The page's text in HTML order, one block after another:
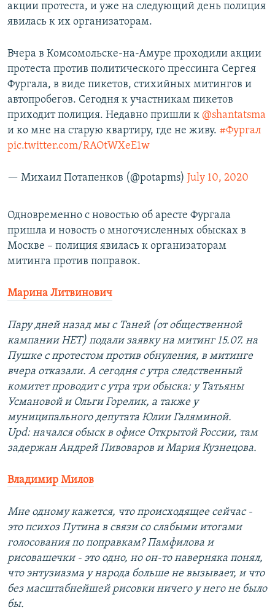
акции протеста, и уже на следующий день полиция
явилась к их организаторам.
Вчера в Комсомольске-на-Амуре проходили акции
протеста против политического прессинга Сергея
Фургала, в виде пикетов, стихийных митингов и
автопробегов. Сегодня к участникам пикетов
приходит полиция. Недавно пришли к @shantatsma
и ко мне на старую квартиру, где не живу. #Фургал
pic.twitter.com/RAOtWXeE1w
— Михаил Потапенков (@potapms) July 10, 2020
Одновременно с новостью об аресте Фургала
пришла и новость о многочисленных обысках в
Москве – полиция явилась к организаторам
митинга против поправок.
Марина Литвинович
Пару дней назад мы с Таней (от общественной
кампании НЕТ) подали заявку на митинг 15.07. на
Пушке с протестом против обнуления, в митинге
вчера отказали. А сегодня с утра следственный
комитет проводит с утра три обыска: у Татьяны
Усмановой и Ольги Горелик, а также у
муниципального депутата Юлии Галяминой.
Upd: начался обыск в офисе Открытой России, там
задержан Андрей Пивоваров и Мария Кузнецова.
Владимир Милов
Мне одному кажется, что происходящее сейчас -
это психоз Путина в связи со слабыми итогами
голосования по поправкам? Памфилова и
рисовашечки - это одно, но он-то наверняка понял,
что энтузиазма у народа больше не вызывает, и что
без масштабнейшей рисовки ничего у него не было
бы.